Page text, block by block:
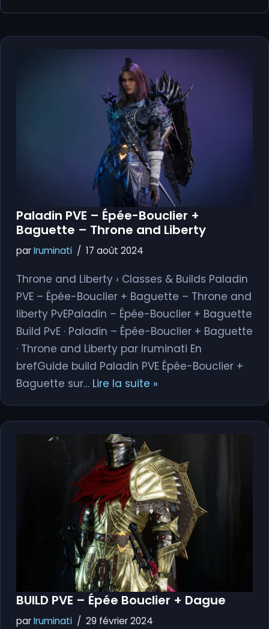
Paladin PVE – Épée-Bouclier +
Baguette – Throne and Liberty
parIruminati 17 août 2024
Throne and Liberty › Classes & Builds Paladin
PVE – Épée-Bouclier + Baguette – Throne and
liberty PvEPaladin – Épée-Bouclier + Baguette
Build PvE · Paladin – Épée-Bouclier + Baguette
· Throne and Liberty par Iruminati En
brefGuide build Paladin PVE Épée-Bouclier +
Baguette sur… Lire la suite »
BUILD PVE – Épée Bouclier + Dague
parIruminati 29 février 2024